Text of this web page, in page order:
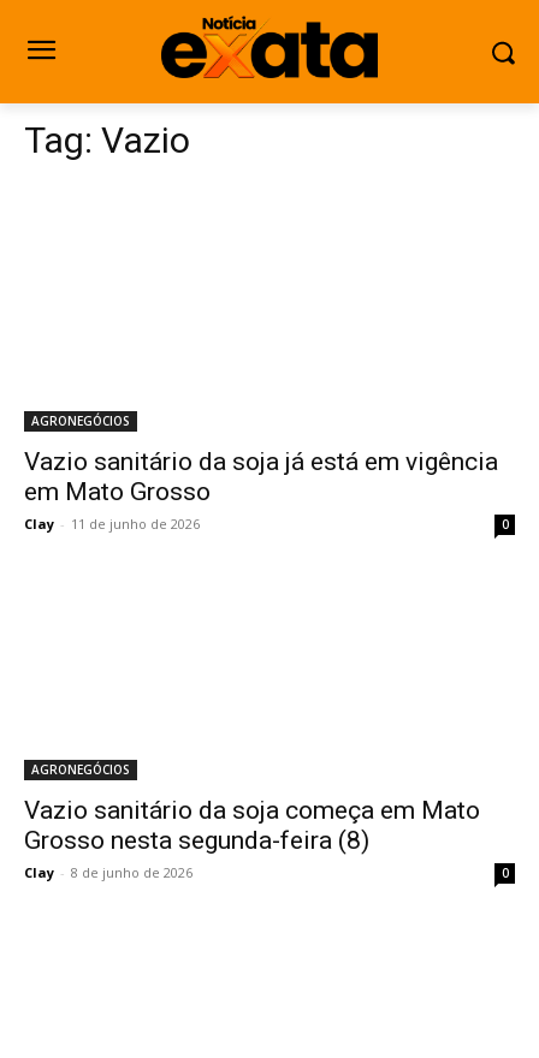
Tag: Vazio
AGRONEGÓCIOS
Vazio sanitário da soja já está em vigência
em Mato Grosso
Clay - 11 de junho de 2026 0
AGRONEGÓCIOS
Vazio sanitário da soja começa em Mato
Grosso nesta segunda-feira (8)
Clay - 8 de junho de 2026 0